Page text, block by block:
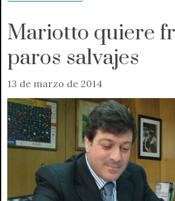
Mariotto quiere
paros salvajes
13 de marzo de 2014